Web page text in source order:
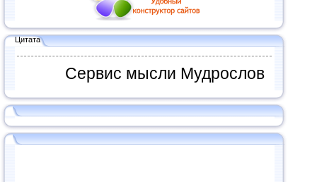
Цитата
Сервис мысли Мудрослов